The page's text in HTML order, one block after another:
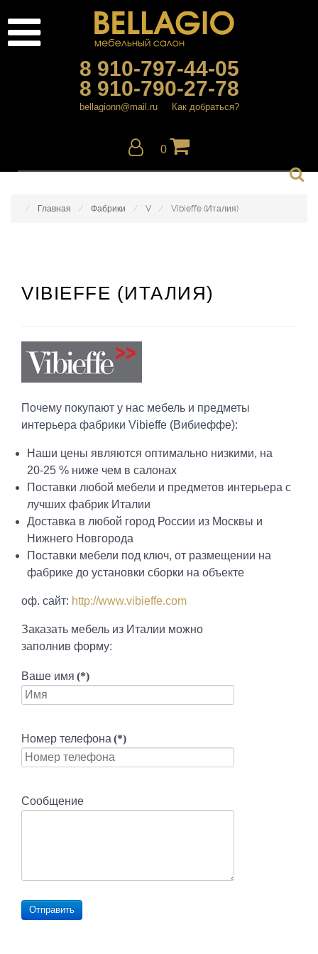
8 910-797-44-05
8 910-790-27-78
bellagionn@mail.ru Как добраться?
0
Главная Фабрики V Vibieffe (Италия)
VIBIEFFE (ИТАЛИЯ)
Почему покупают у нас мебель и предметы
интерьера фабрики Vibieffe (Вибиеффе):
Наши цены являются оптимально низкими, на
20-25 % ниже чем в салонах
Поставки любой мебели и предметов интерьера с
лучших фабрик Италии
Доставка в любой город России из Москвы и
Нижнего Новгорода
Поставки мебели под ключ, от размещении на
фабрике до установки сборки на объекте
оф. сайт: http://www.vibieffe.com
Заказать мебель из Италии можно
заполнив форму:
Ваше имя (*)
Номер телефона (*)
Сообщение
Отправить